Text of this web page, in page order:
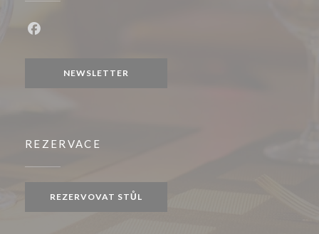
NEWSLETTER
REZERVACE
REZERVOVAT STŮL